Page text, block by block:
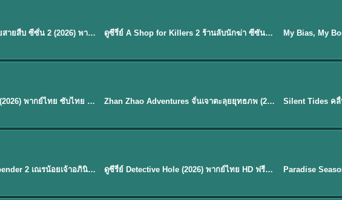
Flex X Cop 2 คุณชายสายสืบ ซีซั่น 2 (2026) พากย์ไทย ซับไทย EP.1-14 ★8 EP.16ดูซีรี่ย์ A Shop for Killers 2 ร้านลับนักฆ่า ซีซัน 2 (2026) ซับไทย-พากย์ไทย
Mystic Nine เก้าสกุล (2026) พากย์ไทย ซับไทย EP.1-30 ★5 Zhan Zhao Adventures จั่นเจาตะลุยยุทธภพ (2026) พากย์ไทย ซับไทย EP.1-37 (จบ) ★9.5
EP.7Avatar The Last Airbender 2 เณรน้อยเจ้าอภินิหาร พากย์ไทย EP.9ดูซีรี่ย์ Detective Hole (2026) พากย์ไทย HD ฟรี อัปเดตล่าสุด Netflix